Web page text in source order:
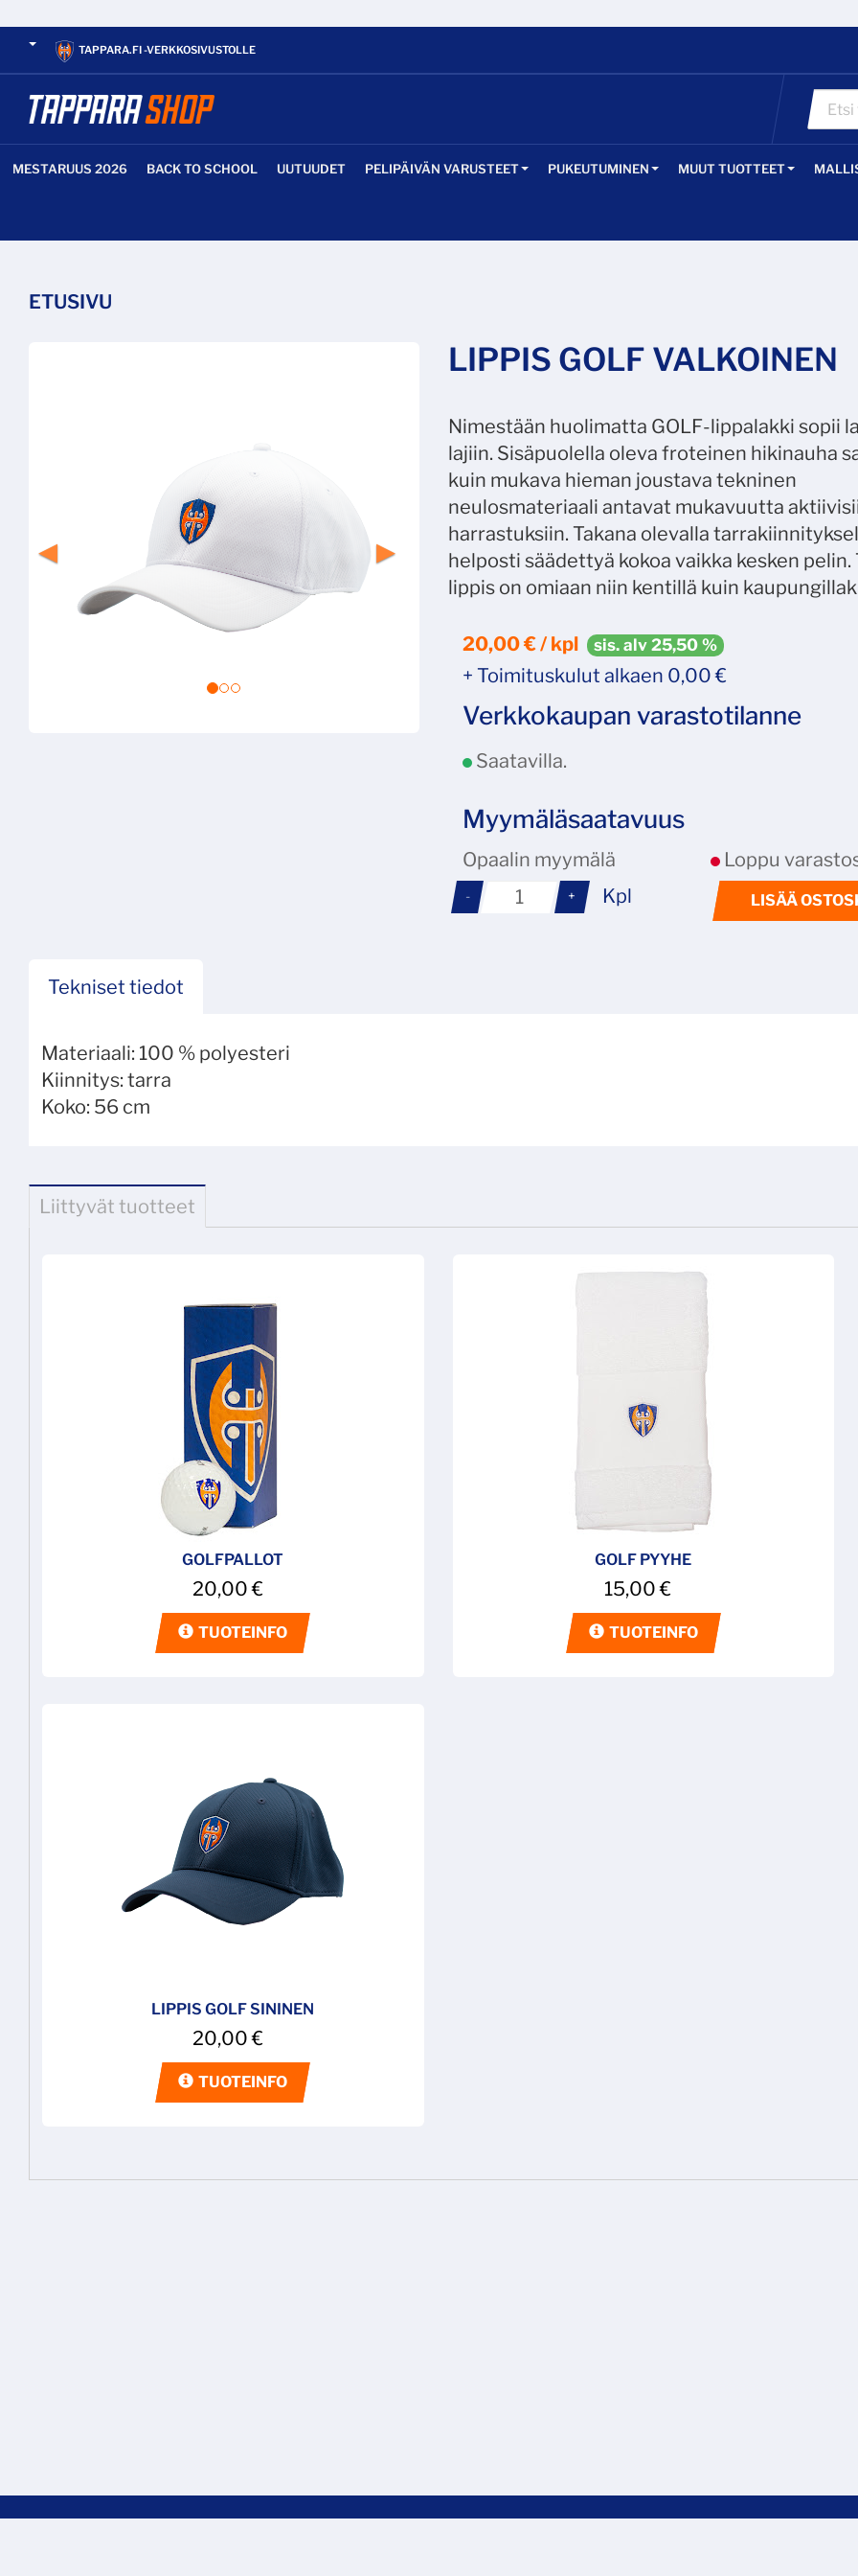
TAPPARA.FI -VERKKOSIVUSTOLLE
MESTARUUS 2026 BACK TO SCHOOL UUTUUDET PELIPÄIVÄN VARUSTEET PUKEUTUMINEN MUUT TUOTTEET
ETUSIVU
LIPPIS GOLF VALKOINEN
Nimestään huolimatta GOLF-lippalakki sopii
lajiin. Sisäpuolella oleva froteinen hikinauha
kuin mukava hieman joustava tekninen
neulosmateriaali antavat mukavuutta
harrastuksiin. Takana olevalla
helposti säädettyä kokoa vaikka kesken pelin.
lippis on omiaan niin kentillä kuin
20,00 € / kpl sis. alv 25,50 %
+ Toimituskulut alkaen 0,00 €
Verkkokaupan varastotilanne
Saatavilla.
Myymäläsaatavuus
Opaalin myymälä Loppu
- + Kpl LISÄÄ
Tekniset tiedot
Materiaali: 100 % polyesteri
Kiinnitys: tarra
Koko: 56 cm
Liittyvät tuotteet
GOLFPALLOT
20,00€
TUOTEINFO
GOLF PYYHE
15,00€
TUOTEINFO
LIPPIS GOLF SININEN
20,00€
TUOTEINFO